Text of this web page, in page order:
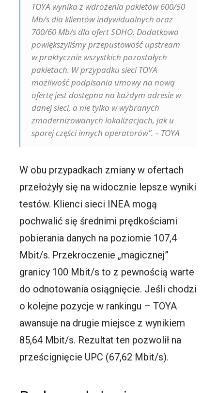
TOYA wynika z wdrożenia pakietów 600/50
Mb/s dla klientów indywidualnych oraz
700/60 Mb/s dla ofert SOHO. Dodatkowo
powiększyliśmy przepustowość upstream
w praktycznie wszystkich pozostałych
pakietach. W przypadku sieci TOYA
możliwość podpisania umowy na nową
ofertę jest dostępna na każdym adresie w
danej sieci, a nie tylko w wybranych
zmodernizowanych lokalizacjach, jak u
sporej części innych operatorów”. – TOYA
W obu przypadkach zmiany w ofertach
przełożyły się na widocznie lepsze wyniki
testów. Klienci sieci INEA mogą
pochwalić się średnimi prędkościami
pobierania danych na poziomie 107,4
Mbit/s. Przekroczenie „magicznej”
granicy 100 Mbit/s to z pewnością warte
do odnotowania osiągnięcie. Jeśli chodzi
o kolejne pozycje w rankingu – TOYA
awansuje na drugie miejsce z wynikiem
85,64 Mbit/s. Rezultat ten pozwolił na
prześcignięcie UPC (67,62 Mbit/s).